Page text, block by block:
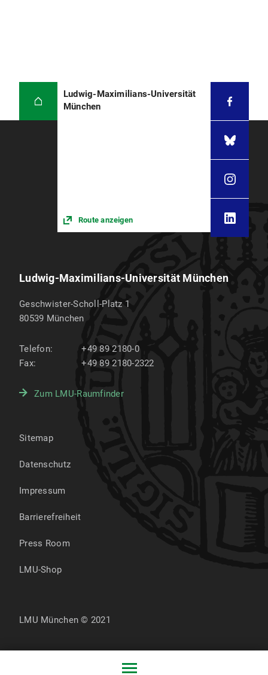
Ludwig-Maximilians-Universität
München
Route anzeigen
Ludwig-Maximilians-Universität München
Geschwister-Scholl-Platz 1
80539 München
Telefon:
+49 89 2180-0
Fax:
+49 89 2180-2322
Zum LMU-Raumfinder
Sitemap
Datenschutz
Impressum
Barrierefreiheit
Press Room
LMU-Shop
LMU München © 2021